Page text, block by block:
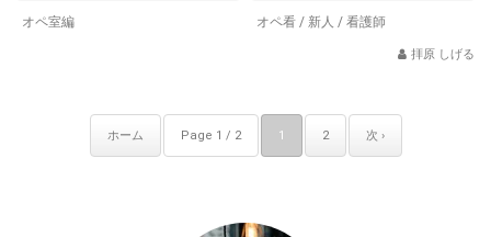
オペ室編 オペ看 / 新人 / 看護師
拝原 しげる
ホーム Page 1 / 2 1 2 次 ›